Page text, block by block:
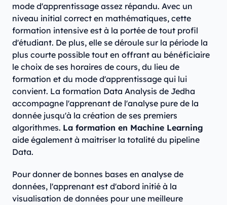
mode d'apprentissage assez répandu. Avec un
niveau initial correct en mathématiques, cette
formation intensive est à la portée de tout profil
d'étudiant. De plus, elle se déroule sur la période la
plus courte possible tout en offrant au bénéficiaire
le choix de ses horaires de cours, du lieu de
formation et du mode d'apprentissage qui lui
convient. La formation Data Analysis de Jedha
accompagne l'apprenant de l'analyse pure de la
donnée jusqu'à la création de ses premiers
algorithmes. La formation en Machine Learning
aide également à maitriser la totalité du pipeline
Data.
Pour donner de bonnes bases en analyse de
données, l'apprenant est d'abord initié à la
visualisation de données pour une meilleure